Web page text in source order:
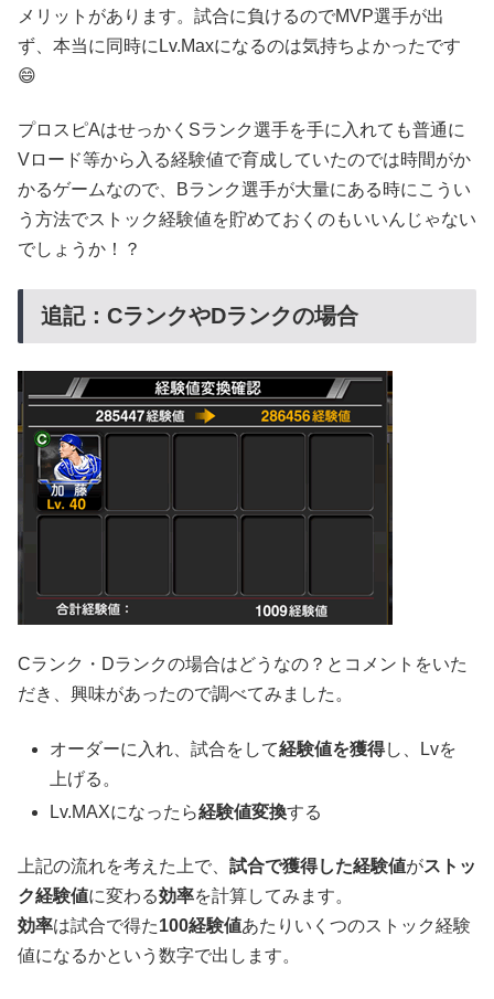
メリットがあります。試合に負けるのでMVP選手が出
ず、本当に同時にLv.Maxになるのは気持ちよかったです
😄
プロスピAはせっかくSランク選手を手に入れても普通に
Vロード等から入る経験値で育成していたのでは時間がか
かるゲームなので、Bランク選手が大量にある時にこうい
う方法でストック経験値を貯めておくのもいいんじゃない
でしょうか！？
追記：CランクやDランクの場合
Cランク・Dランクの場合はどうなの？とコメントをいた
だき、興味があったので調べてみました。
オーダーに入れ、試合をして経験値を獲得し、Lvを
上げる。
Lv.MAXになったら経験値変換する
上記の流れを考えた上で、 試合で獲得した経験値がストッ
ク経験値に変わる効率を計算してみます。
効率は試合で得た100経験値あたりいくつのストック経験
値になるかという数字で出します。